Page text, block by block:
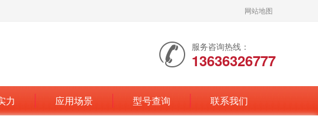
网站地图
服务咨询热线：
13636326777
力 应用场景 型号查询 联系我们